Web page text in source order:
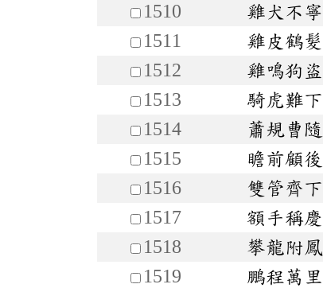
1510
雞犬不寧
1511
雞皮鶴髮
1512
雞鳴狗盜
1513
騎虎難下
1514
蕭規曹隨
1515
瞻前顧後
1516
雙管齊下
1517
額手稱慶
1518
攀龍附鳳
1519
鵬程萬里